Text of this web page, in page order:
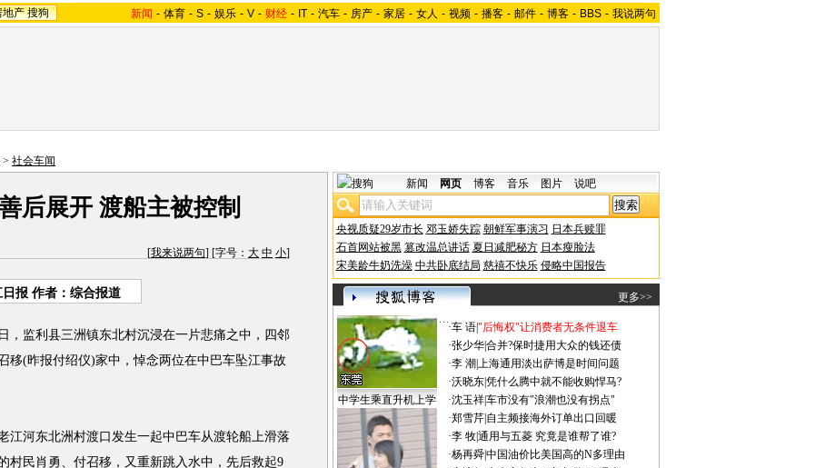
地产 搜狗 新闻 - 体育 - S - 娱乐 - V - 财经 - IT - 汽车 - 房产 - 家居 - 女人 - 视频 - 播客 - 邮件 - 博客 - BBS - 我说两句
> 社会车闻
后展开 渡船主被控制
[我来说两句] [字号： 大 中 小]
报 作者：综合报道
监利县三洲镇东北村沉浸在一片悲痛之中，四邻
移(昨报付绍仪)家中，悼念两位在中巴车坠江事故
河东北洲村渡口发生一起中巴车从渡轮船上滑落
村民肖勇、付召移，又重新跳入水中，先后救起9
新闻 网页 博客 音乐 图片 说吧
央视质疑29岁市长 邓玉娇失踪 朝鲜军事演习 日本兵赎罪
石首网站被黑 篡改温总讲话 夏日减肥秘方 日本瘦脸法
宋美龄牛奶洗澡 中共卧底结局 慈禧不快乐 侵略中国报告
更多>>
中学生乘直升机上学
·车 语|"后悔权"让消费者无条件退车
·张少华|合并?保时捷用大众的钱还债
·李 潮 上海通用淡出萨博是时间问题
·沃晓东|凭什么腾中就不能收购悍马?
·沈玉祥|车市没有"浪潮也没有拐点"
·郑雪芹| 自主频接海外订单出口回暖
·李 牧|通用与五菱 究竟是谁帮了谁?
·杨再舜|中国油价比美国高的N多理由